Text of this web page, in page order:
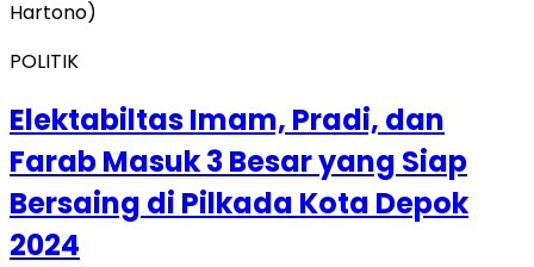
POLITIK
Elektabiltas Imam, Pradi, dan
Farab Masuk 3 Besar yang Siap
Bersaing di Pilkada Kota Depok
2024